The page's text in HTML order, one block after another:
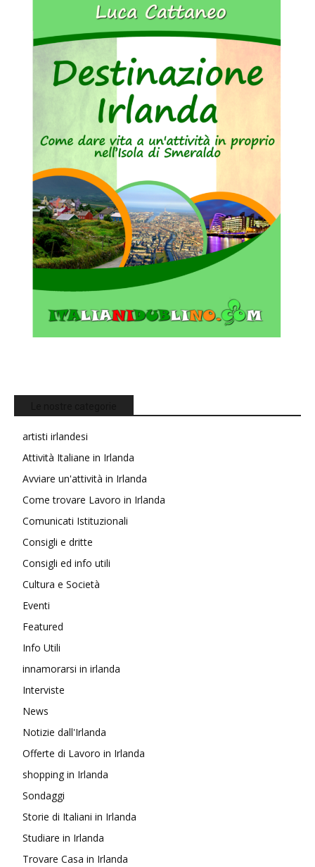
artisti irlandesi
Attività Italiane in Irlanda
Avviare un'attività in Irlanda
Come trovare Lavoro in Irlanda
Comunicati Istituzionali
Consigli e dritte
Consigli ed info utili
Cultura e Società
Eventi
Featured
Info Utili
innamorarsi in irlanda
Interviste
News
Notizie dall'Irlanda
Offerte di Lavoro in Irlanda
shopping in Irlanda
Sondaggi
Storie di Italiani in Irlanda
Studiare in Irlanda
Trovare Casa in Irlanda